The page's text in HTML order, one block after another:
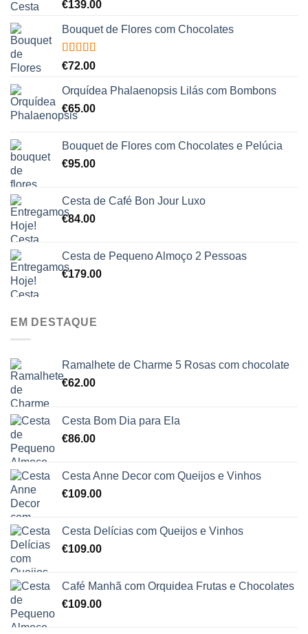
Avaliação
€139.00
Bouquet de Flores com Chocolates
Avaliação
€72.00
Orquídea Phalaenopsis Lilás com Bombons
€65.00
Bouquet de Flores com Chocolates e Pelúcia
€95.00
Cesta de Café Bon Jour Luxo
€84.00
Cesta de Pequeno Almoço 2 Pessoas
€179.00
EM DESTAQUE
Ramalhete de Charme 5 Rosas com chocolate
€62.00
Cesta Bom Dia para Ela
€86.00
Cesta Anne Decor com Queijos e Vinhos
€109.00
Cesta Delícias com Queijos e Vinhos
€109.00
Café Manhã com Orquidea Frutas e Chocolates
€109.00